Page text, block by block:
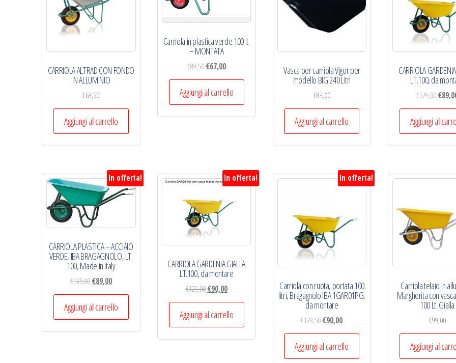
CARRIOLA ALTRAD CON FONDO
IN ALLUMINIO
€63,50
Aggiungi al carrello
Carriola in plastica verde 100 lt.
– MONTATA
€89,50 Il
prezzo
originale
era:
€89,50.
€67,00Il
prezzo
attuale
è:
€67,00.
Aggiungi al carrello
Vasca per carriola Vigor per
modello BIG 240 Litri
€83,00
Aggiungi al carrello
CARRIOLA
LT.100, da
€129,00Il
prezzo
era:
€
Aggiungi al
In offerta!
CARRIOLA PLASTICA – ACCIAIO
VERDE, IBA BRAGAGNOLO, LT.
100, Made in Italy
€135,00Il
prezzo
originale
era:
€135,00.
€89,00Il
prezzo
attuale
è:
€89,00.
Aggiungi al carrello
In offerta!
CARRIOLA GARDENIA GIALLA
LT.100, da montare
€129,00 Il
prezzo
originale
era:
€129,00.
€90,00Il
prezzo
attuale
è:
€90,00.
Aggiungi al carrello
In offerta!
Carriola con ruota, portata 100
litri, Bragagnolo IBA 1GAR01PG,
da montare
€128,50Il
prezzo
originale
era:
€90,00Il
prezzo
attuale
è:
Aggiungi al carrello
Carriola telaio in
Margherita con
100 Lt. Gialla
€99,00
Aggiungi al